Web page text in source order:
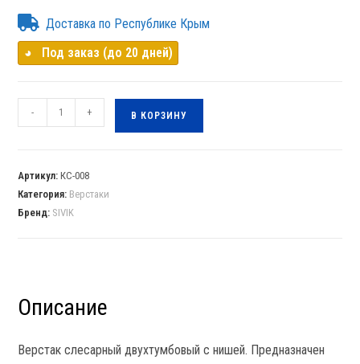
Доставка по Республике Крым
◕⠀Под заказ (до 20 дней)
- + В КОРЗИНУ
Артикул:КС-008
Категория: Верстаки
Бренд: SIVIK
Описание
Верстак слесарный двухтумбовый с нишей. Предназначен